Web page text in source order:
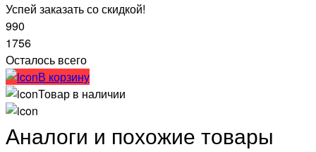
Успей заказать со скидкой!
990
1756
Осталось всего
В корзину
Товар в наличии
Аналоги и похожие товары